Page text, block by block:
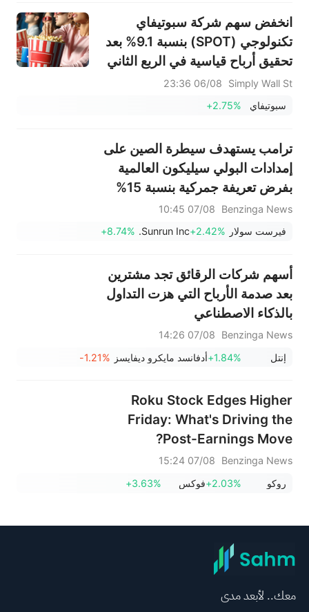
انخفض سهم شركة سبوتيفاي
تكنولوجي (SPOT) بنسبة 9.1% بعد
تحقيق أرباح قياسية في الربع الثاني
مليون مشترك - ما الذي تغير؟
Simply Wall St
06/08 23:36
سبوتيفاي
+2.75%
ترامب يستهدف سيطرة الصين على
إمدادات البولي سيليكون العالمية
بفرض تعريفة جمركية بنسبة 15%
Benzinga News
07/08 10:45
فيرست سولار +2.42%
Sunrun Inc.
+8.74%
أسهم شركات الرقائق تجد مشترين
بعد صدمة الأرباح التي هزت التداول
بالذكاء الاصطناعي
Benzinga News
07/08 14:26
إنتل
+1.84%أدفانسد مايكرو ديفايسز -1.21%
Roku Stock Edges Higher
Friday: What's Driving the
Post-Earnings Move?
Benzinga News
07/08 15:24
روكو
+2.03%فوكس +3.63%
معك.. لأبعد مدى